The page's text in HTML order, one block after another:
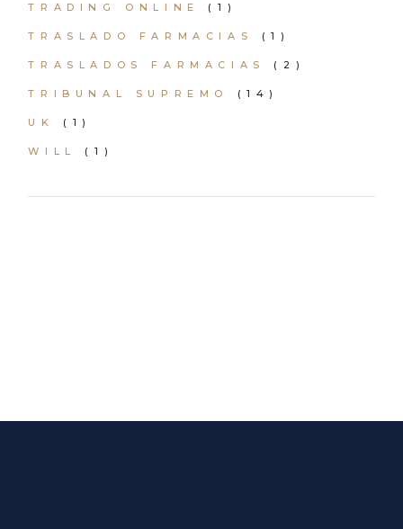
TRADING ONLINE (1)
TRASLADO FARMACIAS (1)
TRASLADOS FARMACIAS (2)
TRIBUNAL SUPREMO (14)
UK (1)
WILL (1)